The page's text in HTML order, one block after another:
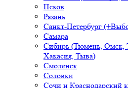
Псков
Рязань
Санкт-Петербург
Самара
Сибирь (Тюмень, Омск,
Хакасия, Тыва)
Смоленск
Соловки
Сочи и Краснодарский